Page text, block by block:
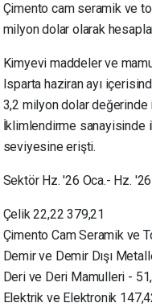
Çimento cam seramik ve
milyon dolar olarak
Kimyevi maddeler ve
Isparta haziran ayı
3,2 milyon dolar değerinde
İklimlendirme sanayisinde
seviyesine erişti.
Sektör Hz. '26 Oca.- Hz. '26
Çelik 22,22 379,21
Çimento Cam Seramik ve
Demir ve Demir Dışı
Deri ve Deri Mamulleri -
Elektrik ve Elektronik